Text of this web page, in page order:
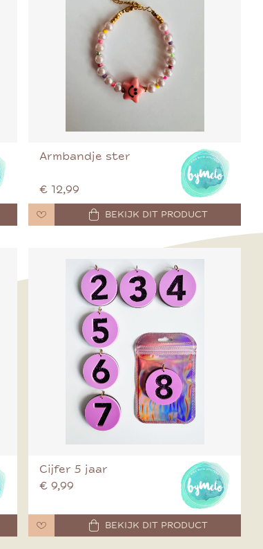
Armbandje ster
€ 12,99
BEKIJK DIT PRODUCT
Cijfer 5 jaar
€ 9,99
BEKIJK DIT PRODUCT